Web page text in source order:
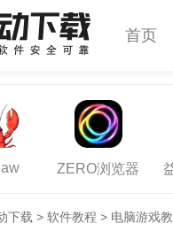
首页
ZERO浏览器
下载 > 软件教程 > 电脑游戏